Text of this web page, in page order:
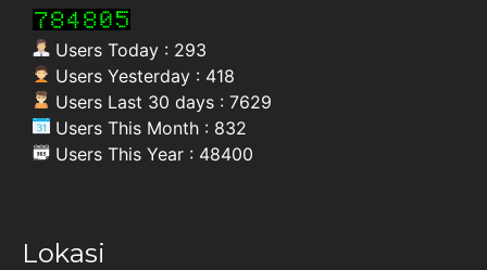
Users Today : 293
Users Yesterday : 418
Users Last 30 days : 7629
Users This Month : 832
Users This Year : 48400
Lokasi